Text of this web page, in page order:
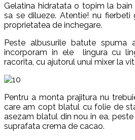
Gelatina hidratata o topim la
sa se dilueze. Atentie! nu
proprietatea de inchegare.
Peste albusurile batute spuma
incorporam in ele lingura cu
racorita, cu ajutorul unui mixer la
Pentru a monta prajitura nu
care am copt blatul cu folie de
asezam blatul din nou in ea,
suprafata crema de cacao.